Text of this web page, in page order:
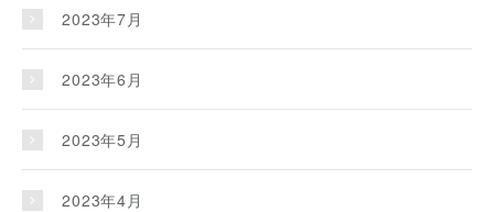
2023年7月
2023年6月
2023年5月
2023年4月